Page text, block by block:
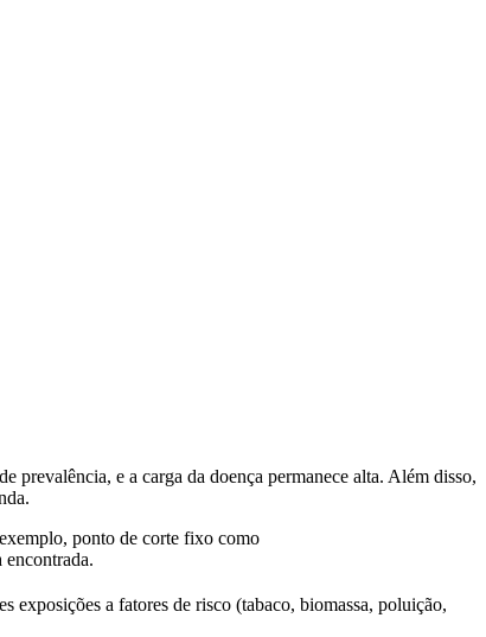
prevalência, e a carga da doença permanece alta. Além disso,
ponto de corte fixo como
exposições a fatores de risco (tabaco, biomassa, poluição,